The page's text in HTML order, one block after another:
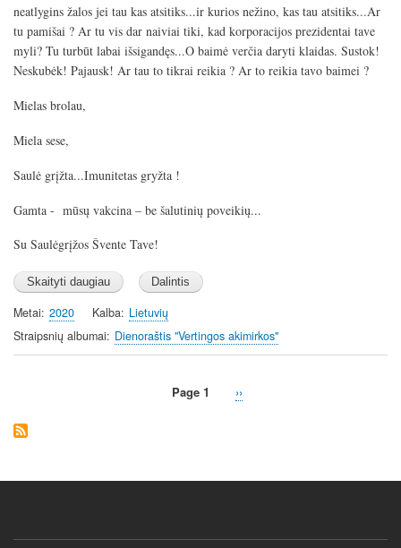
neatlygins žalos jei tau kas atsitiks...ir kurios nežino, kas tau atsitiks...Ar
tu pamišai ? Ar tu vis dar naiviai tiki, kad korporacijos prezidentai tave
myli? Tu turbūt labai išsigandęs...O baimė verčia daryti klaidas. Sustok!
Neskubėk! Pajausk! Ar tau to tikrai reikia ? Ar to reikia tavo baimei ?
Mielas brolau,
Miela sese,
Saulė grįžta...Imunitetas gryžta !
Gamta - mūsų vakcina – be šalutinių poveikių...
Su Saulėgrįžos Švente Tave!
Metai 2020 Kalba Lietuvių
Straipsnių albumai
Dienoraštis "Vertingos akimirkos"
Page 1
Next
››